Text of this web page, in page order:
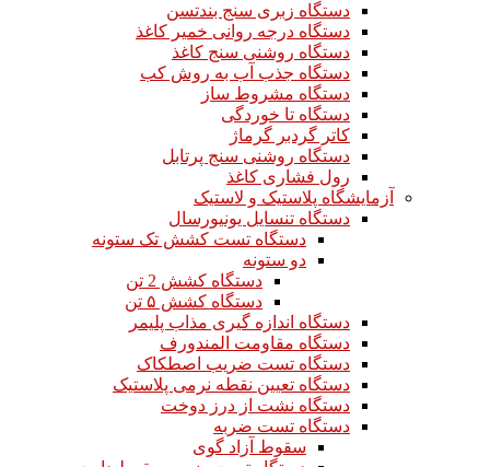
دستگاه زبری سنج بندتسن
دستگاه درجه روانی خمیر کاغذ
دستگاه روشنی سنج کاغذ
دستگاه جذب آب به روش کب
دستگاه مشروط ساز
دستگاه تا خوردگی
کاتر گردبر گرماژ
دستگاه روشنی سنج پرتابل
رول فشاری کاغذ
آزمایشگاه پلاستیک و لاستیک
دستگاه تنسایل یونیورسال
دستگاه تست کشش تک ستونه
دو ستونه
دستگاه کشش 2 تن
دستگاه کشش ۵ تن
دستگاه اندازه گیری مذاب پلیمر
دستگاه مقاومت المندورف
دستگاه تست ضریب اصطکاک
دستگاه تعیین نقطه نرمی پلاستیک
دستگاه نشت از درز دوخت
دستگاه تست ضربه
سقوط آزاد گوی